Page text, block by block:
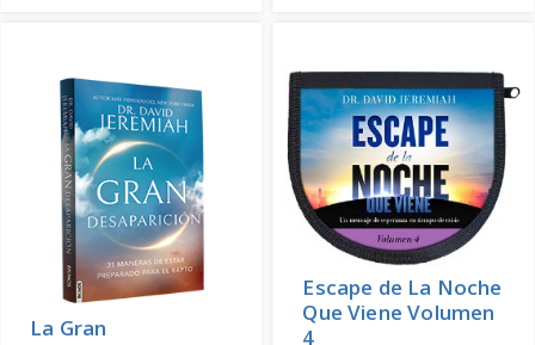
La Gran
Escape de La Noche
Que Viene Volumen
4